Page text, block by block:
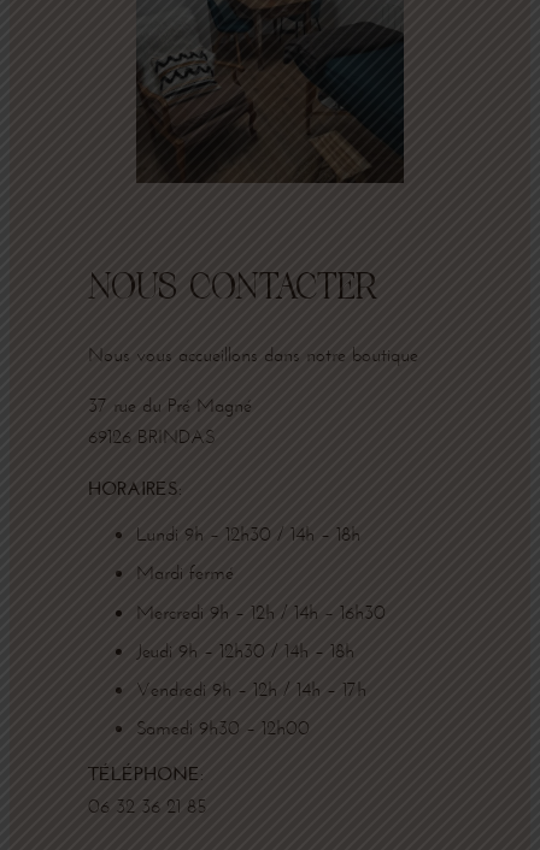
NOUS CONTACTER
Nous vous accueillons dans notre boutique
37 rue du Pré Magné
69126 BRINDAS
HORAIRES:
Lundi 9h – 12h30 / 14h – 18h
Mardi fermé
Mercredi 9h – 12h / 14h – 16h30
Jeudi 9h – 12h30 / 14h – 18h
Vendredi 9h – 12h / 14h – 17h
Samedi 9h30 – 12h00
TÉLÉPHONE:
06 32 36 21 85